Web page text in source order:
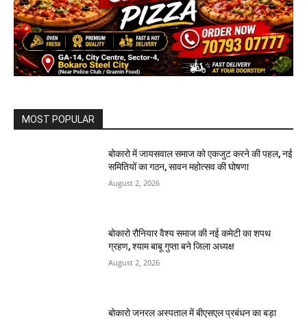
MOST POPULAR
बोकारो में जायसवाल समाज को एकजुट करने की पहल, नई
समितियों का गठन, सावन महोत्सव की घोषणा
August 2, 2026
बोकारो रौनियार वैश्य समाज की नई कमेटी का शपथ
ग्रहण, श्याम बाबू गुप्ता बने जिला अध्यक्ष
August 2, 2026
बोकारो जनरल अस्पताल में बीएसएल प्रबंधन का बड़ा